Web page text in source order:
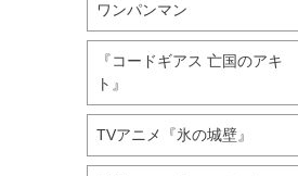
ワンパンマン
『コードギアス 亡国のアキ
ト』
TVアニメ『氷の城壁』